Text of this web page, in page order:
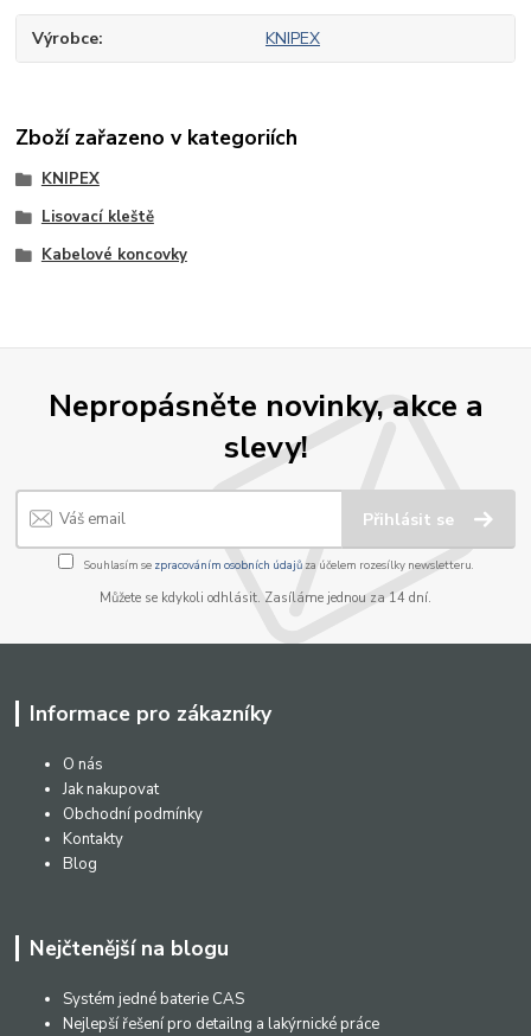
Výrobce KNIPEX
Zboží zařazeno v kategoriích
KNIPEX
Lisovací kleště
Kabelové koncovky
Nepropásněte novinky, akce a
slevy!
Přihlásit se
Souhlasím se zpracováním osobních údajůza účelem rozesílky newsletteru.
Můžete se kdykoli odhlásit. Zasíláme jednou za 14 dní.
Informace pro zákazníky
O nás
Jak nakupovat
Obchodní podmínky
Kontakty
Blog
Nejčtenější na blogu
Systém jedné baterie CAS
Nejlepší řešení pro detailng a lakýrnické práce